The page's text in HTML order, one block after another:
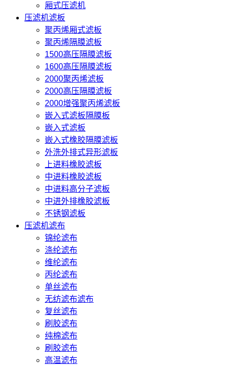
厢式压滤机
压滤机滤板
聚丙烯厢式滤板
聚丙烯隔膜滤板
1500高压隔膜滤板
1600高压隔膜滤板
2000聚丙烯滤板
2000高压隔膜滤板
2000增强聚丙烯滤板
嵌入式滤板隔膜板
嵌入式滤板
嵌入式橡胶隔膜滤板
外洗外排式异形滤板
上进料橡胶滤板
中进料橡胶滤板
中进料高分子滤板
中进外排橡胶滤板
不锈钢滤板
压滤机滤布
锦纶滤布
涤纶滤布
维纶滤布
丙纶滤布
单丝滤布
无纺滤布滤布
复丝滤布
刷胶滤布
纯棉滤布
刷胶滤布
高温滤布